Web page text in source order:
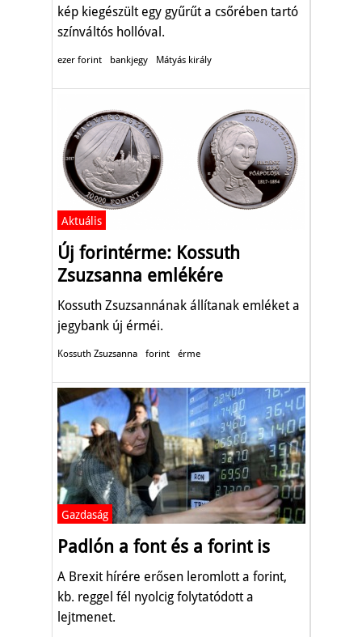
kép kiegészült egy gyűrűt a csőrében tartó
színváltós hollóval.
ezer forint bankjegy Mátyás király
Aktuális
Új forintérme: Kossuth
Zsuzsanna emlékére
Kossuth Zsuzsannának állítanak emléket a
jegybank új érméi.
Kossuth Zsuzsanna forint érme
Gazdaság
Padlón a font és a forint is
A Brexit hírére erősen leromlott a forint,
kb. reggel fél nyolcig folytatódott a
lejtmenet.